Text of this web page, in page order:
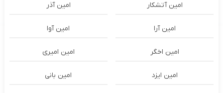
امین آتشکار امین آذر
امین آرا امین آوا
امین اخگر امین امیری
امین ایزد امین بانی